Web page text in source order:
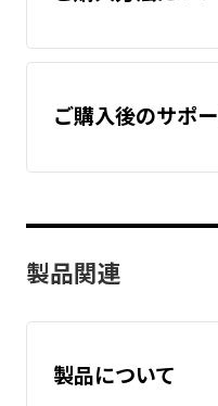
ご購入後のサポ
製品関連
製品について